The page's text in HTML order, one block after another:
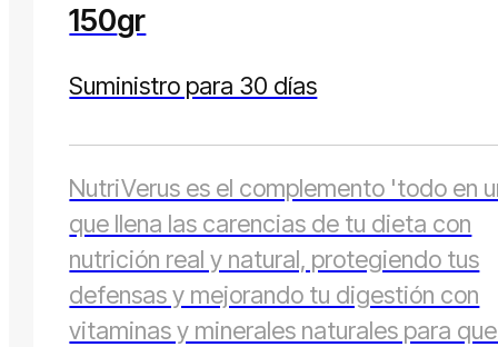
150gr
Suministro para 30 días
NutriVerus es el complemento 'todo en
que llena las carencias de tu dieta con
nutrición real y natural, protegiendo tus
defensas y mejorando tu digestión con
vitaminas y minerales naturales para